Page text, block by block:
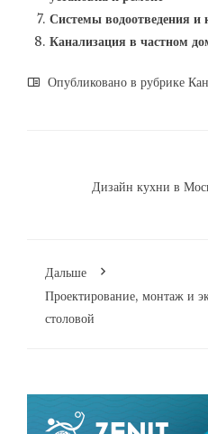
Системы водоотведения и
Канализация в частном
Опубликовано в рубрике
Дизайн кухни в
Дальше
Проектирование, монтаж и
столовой